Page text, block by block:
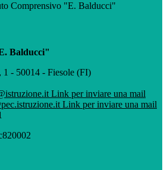
Comprensivo "E. Balducci"
Balducci"
1 - 50014 - Fiesole (FI)
Link per inviare una mail
Link per inviare una mail